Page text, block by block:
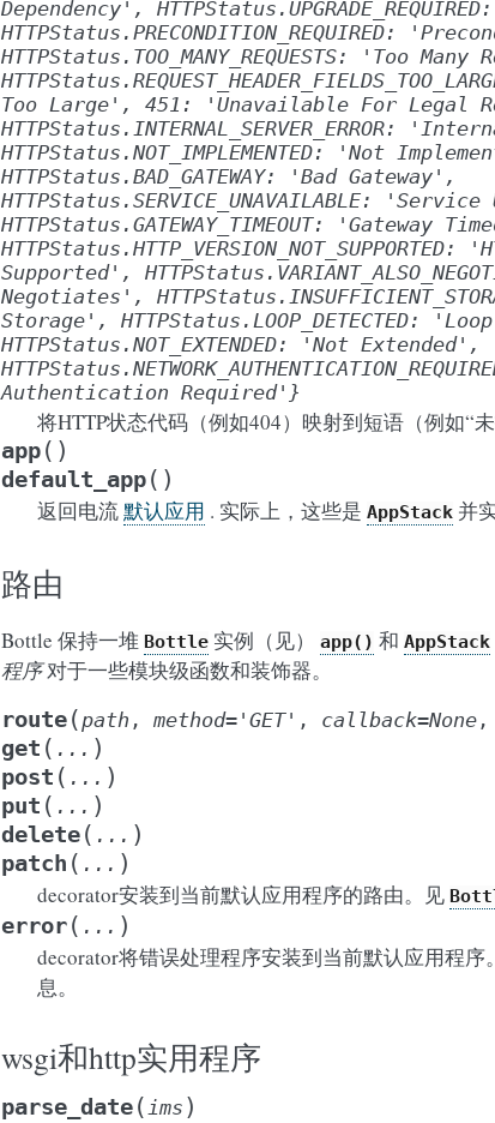
Dependency',
HTTPStatus.UPGRADE_REQUIRED:
HTTPStatus.PRECONDITION_REQUIRED:
HTTPStatus.TOO_MANY_REQUESTS:
'Too Many
Too Large', 451: 'Unavailable For Legal
HTTPStatus.INTERNAL_SERVER_ERROR:
HTTPStatus.NOT_IMPLEMENTED:
'Not
HTTPStatus.BAD_GATEWAY:
'Bad Gateway',
HTTPStatus.SERVICE_UNAVAILABLE:
'Service
HTTPStatus.GATEWAY_TIMEOUT:
'Gateway
HTTPStatus.HTTP_VERSION_NOT_SUPPORTED:
Supported',
Negotiates',
Storage',
HTTPStatus.LOOP_DETECTED: 'Loop
HTTPStatus.NOT_EXTENDED:
'Not Extended',
Authentication Required'}
将HTTP状态代码（例如404）映射到短语（例如“
app( )
default_app( )
返回电流默认应用 . 实际上，这些是 AppStack 并
路由
Bottle 保持一堆 Bottle 实例（见） app() 和 AppStack
程序对于一些模块级函数和装饰器。
route(path , method= 'GET' , callback=None ,
get ( ... )
post ( ... )
put ( ... )
delete( ... )
patch ( ... )
decorator安装到当前默认应用程序的路由。见
error( ... )
decorator将错误处理程序安装到当前默认应用程序
息。
wsgi和http实用程序
parse_date(ims )